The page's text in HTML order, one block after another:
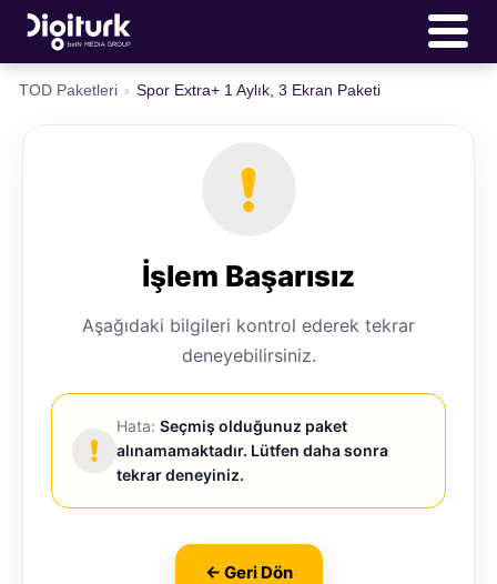
TOD Paketleri › Spor Extra+ 1 Aylık, 3 Ekran Paketi
İşlem Başarısız
Aşağıdaki bilgileri kontrol ederek tekrar
deneyebilirsiniz.
Hata: Seçmiş olduğunuz paket
alınamamaktadır. Lütfen daha sonra
tekrar deneyiniz.
← Geri Dön